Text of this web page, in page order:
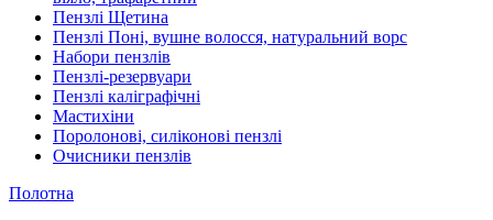
Пензлі Щетина
Пензлі Поні, вушне волосся, натуральний ворс
Набори пензлів
Пензлі-резервуари
Пензлі каліграфічні
Мастихіни
Поролонові, силіконові пензлі
Очисники пензлів
Полотна